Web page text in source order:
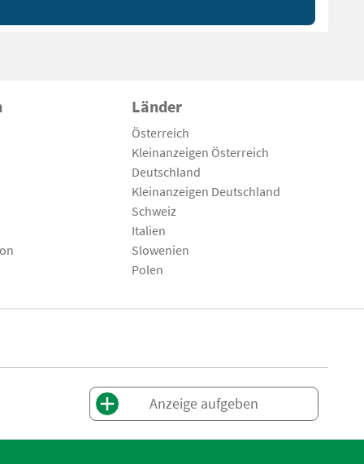
Länder
Österreich
Kleinanzeigen Österreich
Deutschland
Kleinanzeigen Deutschland
Schweiz
Italien
Slowenien
Polen
Anzeige aufgeben